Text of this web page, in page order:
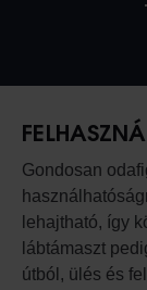
Gondosan
lehajtható, így
lábtámaszt
útból, ülés és